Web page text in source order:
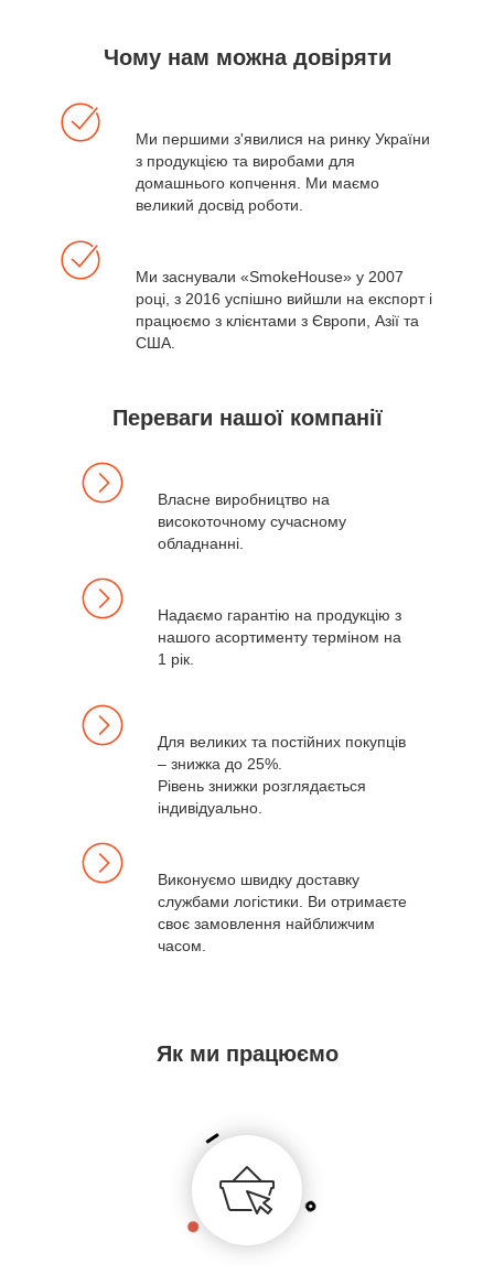
Чому нам можна довіряти
Ми першими з'явилися на ринку України
з продукцією та виробами для
домашнього копчення. Ми маємо
великий досвід роботи.
Ми заснували «SmokeHouse» у 2007
році, з 2016 успішно вийшли на експорт і
працюємо з клієнтами з Європи, Азії та
США.
Переваги нашої компанії
Власне виробництво на
високоточному сучасному
обладнанні.
Надаємо гарантію на продукцію з
нашого асортименту терміном на
1 рік.
Для великих та постійних покупців
– знижка до 25%.
Рівень знижки розглядається
індивідуально.
Виконуємо швидку доставку
службами логістики. Ви отримаєте
своє замовлення найближчим
часом.
Як ми працюємо